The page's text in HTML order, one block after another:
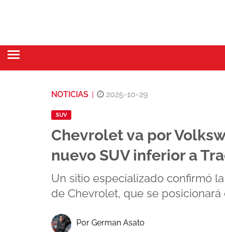
NOTICIAS 2025-10-29
SUV
Chevrolet va por
nuevo SUV inferior a
Un sitio especializado confirmó
de Chevrolet, que se
Por German Asato